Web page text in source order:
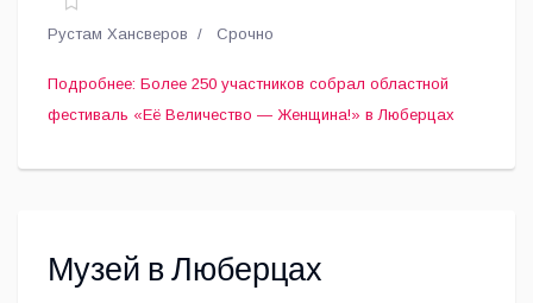
Рустам Хансверов Срочно
Подробнее: Более 250 участников собрал областной
фестиваль «Её Величество — Женщина!» в Люберцах
Музей в Люберцах